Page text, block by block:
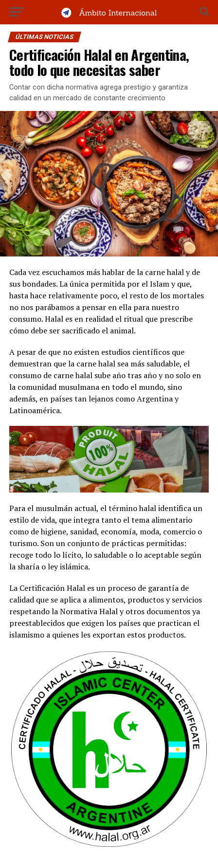
ÚLTIMAS NOTICIAS
Certificación Halal en Argentina,
todo lo que necesitas saber
Contar con dicha normativa agrega prestigio y garantiza
calidad en un mercado de constante crecimiento
Cada vez escuchamos más hablar de la carne halal y de
sus bondades. La única permitida por el Islam y que,
hasta hace relativamente poco, el resto de los mortales
no nos parábamos a pensar en ella para nuestro
consumo. Halal es en realidad el ritual que prescribe
cómo debe ser sacrificado el animal.
A pesar de que no existen estudios científicos que
demuestran que la carne halal sea más saludable, el
consumo de carne halal sube año tras año y no solo en
la comunidad musulmana en todo el mundo, sino
además, en países tan lejanos como Argentina y
Latinoamérica.
Para el musulmán actual, el término halal identifica un
estilo de vida, que integra tanto el tema alimentario
como de higiene, sanidad, economía, moda, comercio o
turismo. Son un conjunto de prácticas permitidas:
recoge todo lo lícito, lo saludable o lo aceptable según
la sharía o ley islámica.
La Certificación Halal es un proceso de garantía de
calidad que se aplica a alimentos, productos y servicios
respetando la Normativa Halal y otros documentos ya
preestablecidos que exigen los países que practican el
islamismo a quienes les exportan estos productos.